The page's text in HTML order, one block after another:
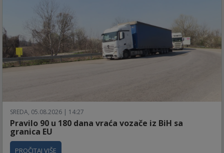
SREDA, 05.08.2026 | 14:27
Pravilo 90 u 180 dana vraća vozače iz BiH sa
granica EU
PROČITAJ VIŠE